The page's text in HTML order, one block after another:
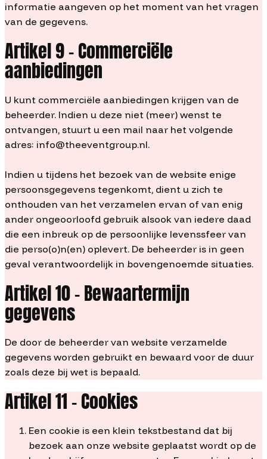
informatie aangeven op het moment van het vragen
van de gegevens.
Artikel 9 – Commerciële
aanbiedingen
U kunt commerciële aanbiedingen krijgen van de
beheerder. Indien u deze niet (meer) wenst te
ontvangen, stuurt u een mail naar het volgende
adres: info@theeventgroup.nl.
Indien u tijdens het bezoek van de website enige
persoonsgegevens tegenkomt, dient u zich te
onthouden van het verzamelen ervan of van enig
ander ongeoorloofd gebruik alsook van iedere daad
die een inbreuk op de persoonlijke levenssfeer van
die perso(o)n(en) oplevert. De beheerder is in geen
geval verantwoordelijk in bovengenoemde situaties.
Artikel 10 – Bewaartermijn
gegevens
De door de beheerder van website verzamelde
gegevens worden gebruikt en bewaard voor de duur
zoals deze bij wet is bepaald.
Artikel 11 – Cookies
Een cookie is een klein tekstbestand dat bij
bezoek aan onze website geplaatst wordt op de